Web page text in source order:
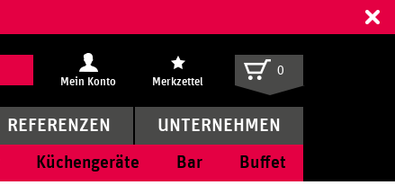
Mein Konto Merkzettel
0
Küchengeräte Bar Buffet
REFERENZEN UNTERNEHMEN